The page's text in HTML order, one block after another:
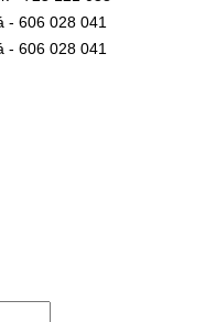
- 606 028 041
- 606 028 041